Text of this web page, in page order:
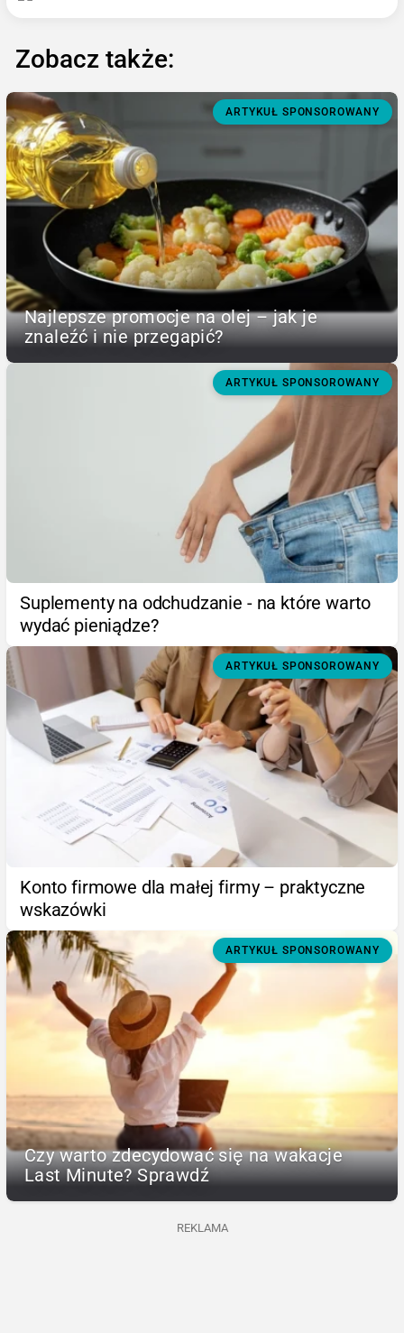
Zobacz także:
ARTYKUŁ SPONSOROWANY
Najlepsze promocje na olej – jak je
znaleźć i nie przegapić?
ARTYKUŁ SPONSOROWANY
Suplementy na odchudzanie - na które warto
wydać pieniądze?
ARTYKUŁ SPONSOROWANY
Konto firmowe dla małej firmy – praktyczne
wskazówki
ARTYKUŁ SPONSOROWANY
Czy warto zdecydować się na wakacje
Last Minute? Sprawdź
REKLAMA